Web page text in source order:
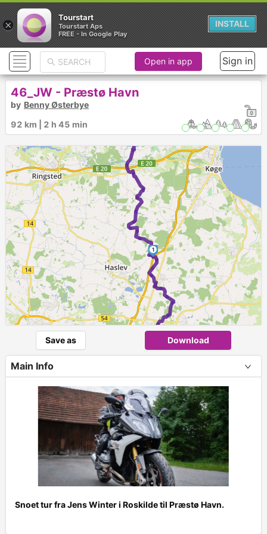
1
Open in app Sign in
46_JW - Præstø Havn
by Benny Østerbye
92 km | 2 h 45 min
Save as Download
Main Info
Snoet tur fra Jens Winter i Roskilde til Præstø Havn.
×
Tourstart
Tourstart Aps
FREE - In Google Play
INSTALL